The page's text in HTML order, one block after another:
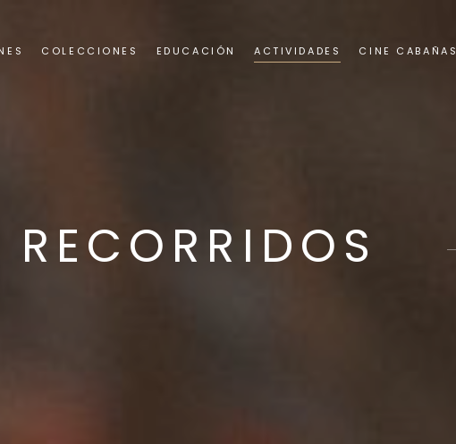
COLECCIONES EDUCACIÓN ACTIVIDADES CINE CABAÑAS
RECORRIDOS